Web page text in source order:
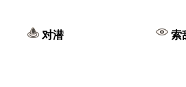
对潜 索